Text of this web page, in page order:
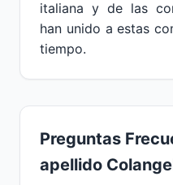
italiana y de las
han unido a estas
tiempo.
Preguntas
apellido